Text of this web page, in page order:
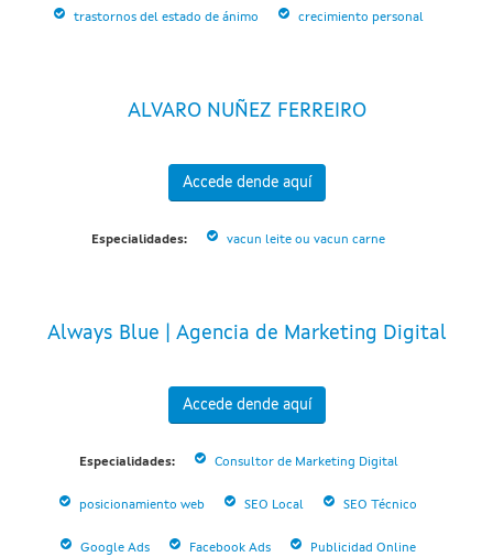
trastornos del estado de ánimo crecimiento personal
ALVARO NUÑEZ FERREIRO
Accede dende aquí
Especialidades: vacun leite ou vacun carne
Always Blue | Agencia de Marketing Digital
Accede dende aquí
Especialidades: Consultor de Marketing Digital
posicionamiento web SEO Local SEO Técnico
Google Ads Facebook Ads Publicidad Online